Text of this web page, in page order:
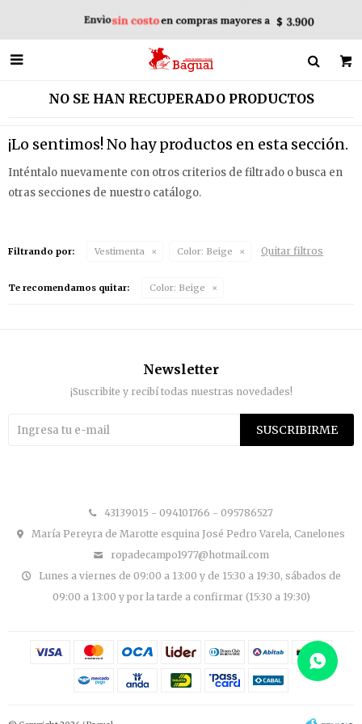

NO SE HAN RECUPERADO PRODUCTOS
¡Lo sentimos! No hay productos en esta sección.
Inténtalo nuevamente con otros criterios de filtrado o busca en
otras secciones de nuestro catálogo.
Filtrando por: Vestimenta Color: Beige Quitar filtros
Te recomendamos quitar: Color: Beige
43139015 - 094101766 - 095786527
María Pereyra de Marotte esquina José Pedro Varela, Canelones
ropadecampo1977@hotmail.com
Lunes a viernes de 09:00 a 13:00 y de 15:30 a 19:30, sábados de
09:00 a 13:00 y por la tarde a confirmar (15:30 a 19:30)
Newsletter
¡Suscribite y recibí todas nuestras novedades!
SUSCRIBIRME